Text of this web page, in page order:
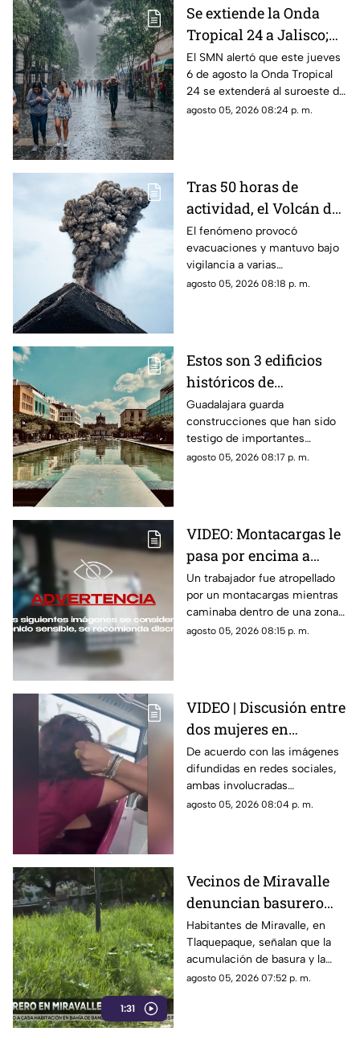
Se extiende la Onda
Tropical 24 a Jalisco;
¿cómo modificará el
clima de Guadalajara?
El SMN alertó que este jueves
6 de agosto la Onda Tropical
24 se extenderá al suroeste de
Jalisco; así modificará el clima
agosto 05, 2026 08:24 p. m.
Tras 50 horas de
actividad, el Volcán de
Fuego se calma, pero la
alerta continúa
El fenómeno provocó
evacuaciones y mantuvo bajo
vigilancia a varias
comunidades por el riesgo de
agosto 05, 2026 08:18 p. m.
Estos son 3 edificios
históricos de
Guadalajara que tienes
que conocer al menos
una vez
Guadalajara guarda
construcciones que han sido
testigo de importantes
momentos de la historia de la
agosto 05, 2026 08:17 p. m.
VIDEO: Montacargas le
pasa por encima a
trabajador dentro de
una bodega
Un trabajador fue atropellado
por un montacargas mientras
caminaba dentro de una zona
de trabajo; cámaras de
agosto 05, 2026 08:15 p. m.
VIDEO | Discusión entre
dos mujeres en
transporte público
termina en jalones de
cabello
De acuerdo con las imágenes
difundidas en redes sociales,
ambas involucradas
comenzaron a intercambiar
agosto 05, 2026 08:04 p. m.
1:31
Vecinos de Miravalle
denuncian basurero
clandestino y falta de
seguridad vial en la
colonia
Habitantes de Miravalle, en
Tlaquepaque, señalan que la
acumulación de basura y la
falta de infraestructura vial
agosto 05, 2026 07:52 p. m.